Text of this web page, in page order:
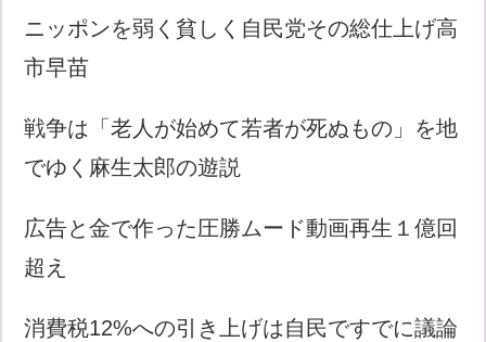
ニッポンを弱く貧しく自民党その総仕上げ高
市早苗
戦争は「老人が始めて若者が死ぬもの」を地
でゆく麻生太郎の遊説
広告と金で作った圧勝ムード動画再生１億回
超え
消費税12%への引き上げは自民ですでに議論